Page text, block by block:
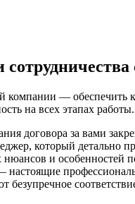
компании — обеспечить
на всех этапах работы.
договора за вами
который детально
нюансов и особенностей
безупречное